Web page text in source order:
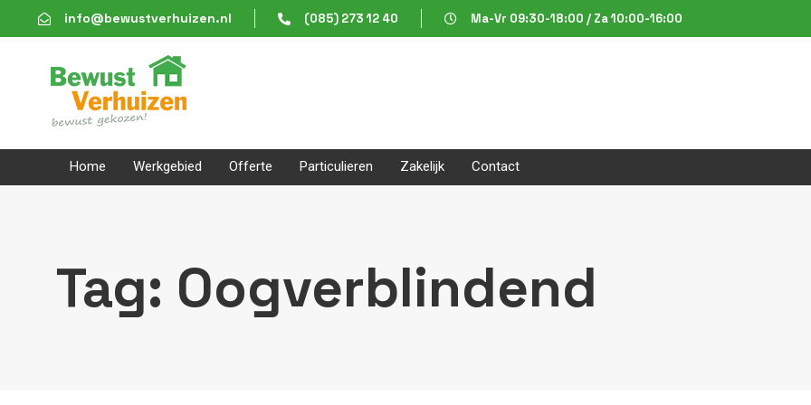
links
to
content
info@bewustverhuizen.nl (085) 273 12 40 Ma-Vr 09:30-18:00 / Za 10:00-16:00
Home Werkgebied Offerte Particulieren Zakelijk Contact
Tag: Oogverblindend